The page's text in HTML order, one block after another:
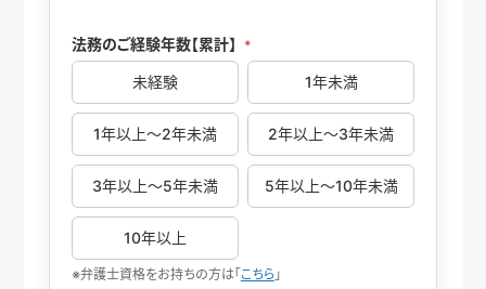
法務のご経験年数【累計】 *
未経験 1年未満
1年以上～2年未満 2年以上～3年未満
3年以上～5年未満 5年以上～10年未満
10年以上
※弁護士資格をお持ちの方は「 こちら」